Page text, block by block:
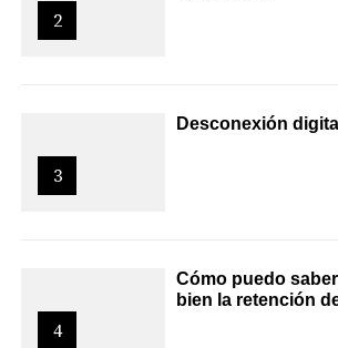
2
3
Desconexión digital
4
Cómo puedo
bien la retención